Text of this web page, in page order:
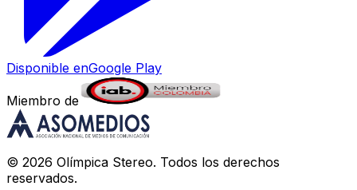
Disponible enGoogle Play
Miembro de
© 2026 Olímpica Stereo. Todos los derechos
reservados.